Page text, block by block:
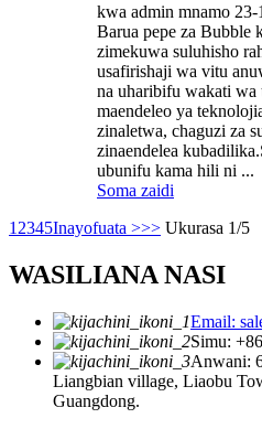
kwa admin mnamo 23-
Barua pepe za Bubble
zimekuwa suluhisho
usafirishaji wa vitu
na uharibifu wakati wa
maendeleo ya
zinaletwa, chaguzi za
zinaendelea
ubunifu kama hili ni ...
Soma zaidi
1 2345Inayofuata >>> Ukurasa 1/5
WASILIANA NASI
Email:
Simu:
Anwani:
Liangbian village, Liaobu
Guangdong.